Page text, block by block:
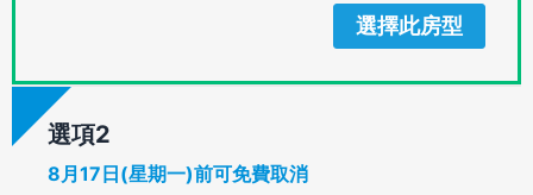
選擇此房型
選項
8月17日(星期一)前可免費取消